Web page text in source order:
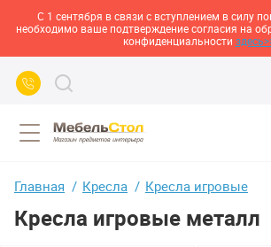
С 1 сентября в связи с вступлением в силу
необходимо ваше подтверждение согласия на
конфиденциальности
Главная Кресла Кресла игровые
Кресла игровые металл